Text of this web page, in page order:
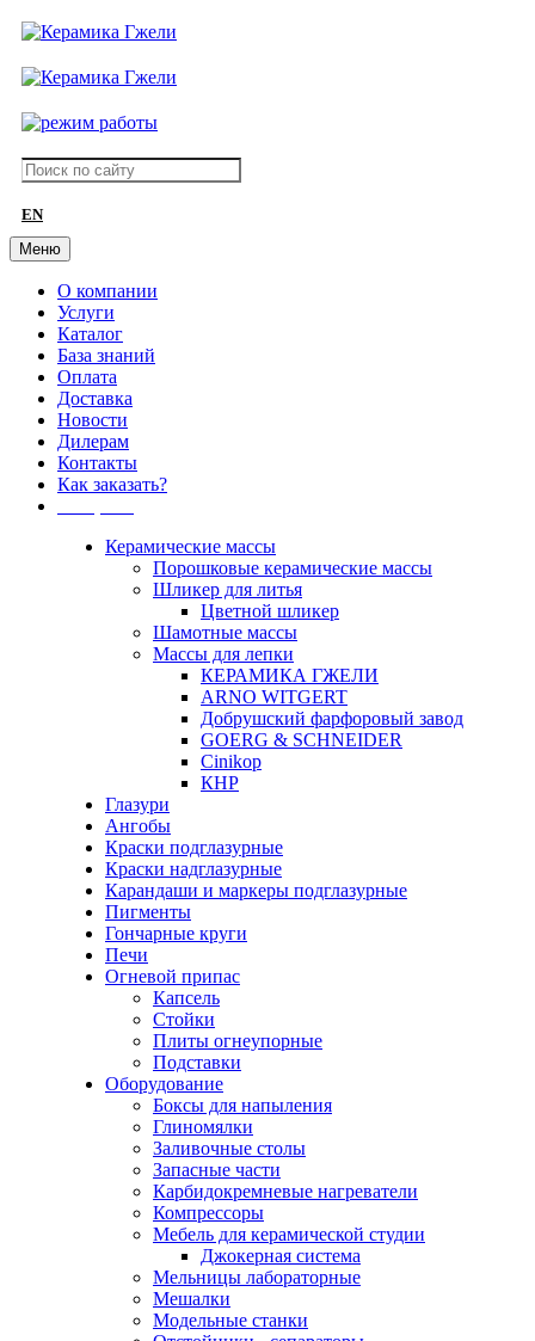
EN
Меню
О компании
Услуги
Каталог
База знаний
Оплата
Доставка
Новости
Дилерам
Контакты
Как заказать?
Керамические массы
Порошковые керамические массы
Шликер для литья
Цветной шликер
Шамотные массы
Массы для лепки
КЕРАМИКА ГЖЕЛИ
ARNO WITGERT
Добрушский фарфоровый завод
GOERG & SCHNEIDER
Cinikop
КНР
Глазури
Ангобы
Краски подглазурные
Краски надглазурные
Карандаши и маркеры подглазурные
Пигменты
Гончарные круги
Печи
Огневой припас
Капсель
Стойки
Плиты огнеупорные
Подставки
Оборудование
Боксы для напыления
Глиномялки
Заливочные столы
Запасные части
Карбидокремневые нагреватели
Компрессоры
Мебель для керамической студии
Джокерная система
Мельницы лабораторные
Мешалки
Модельные станки